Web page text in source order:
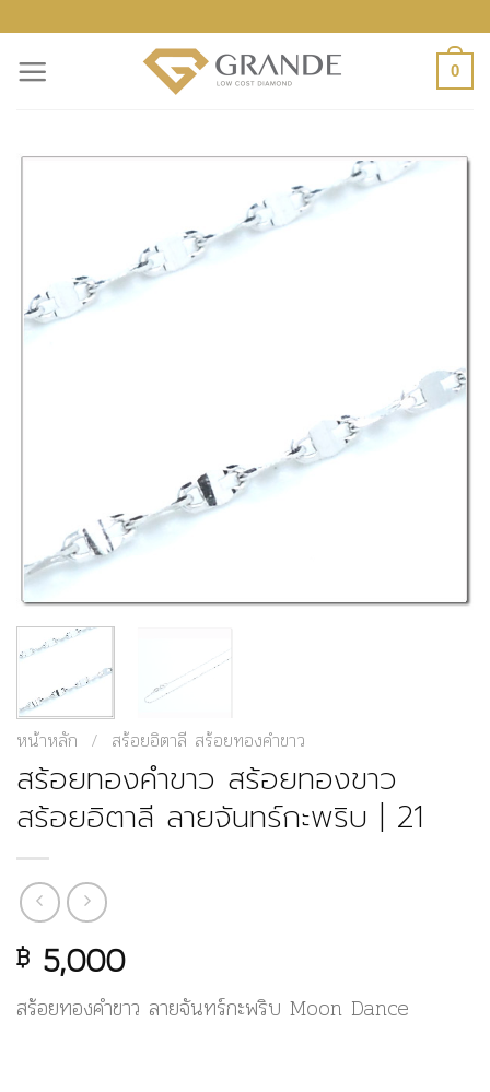
ยัง
0
หน้าหลัก / สร้อยอิตาลี สร้อยทองคำขาว
สร้อยทองคำขาว สร้อยทองขาว
สร้อยอิตาลี ลายจันทร์กะพริบ | 21
฿ 5,000
สร้อยทองคำขาว ลายจันทร์กะพริบ Moon Dance